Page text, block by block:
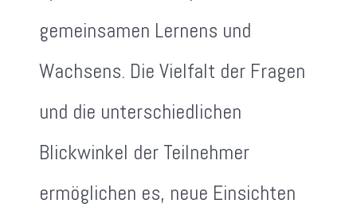
gemeinsamen Lernens und
Wachsens. Die Vielfalt der Fragen
und die unterschiedlichen
Blickwinkel der Teilnehmer
ermöglichen es, neue Einsichten